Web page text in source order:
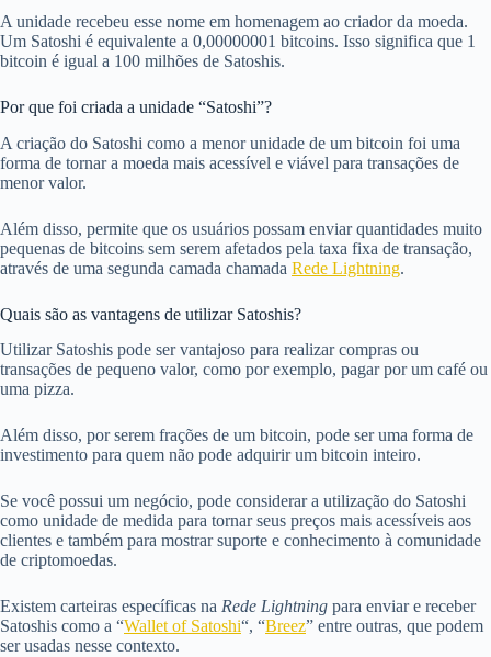
A unidade recebeu esse nome em homenagem ao criador da moeda.
Um Satoshi é equivalente a 0,00000001 bitcoins. Isso significa que 1
bitcoin é igual a 100 milhões de Satoshis.
Por que foi criada a unidade “Satoshi”?
A criação do Satoshi como a menor unidade de um bitcoin foi uma
forma de tornar a moeda mais acessível e viável para transações de
menor valor.
Além disso, permite que os usuários possam enviar quantidades muito
pequenas de bitcoins sem serem afetados pela taxa fixa de transação,
através de uma segunda camada chamada Rede Lightning.
Quais são as vantagens de utilizar Satoshis?
Utilizar Satoshis pode ser vantajoso para realizar compras ou
transações de pequeno valor, como por exemplo, pagar por um café ou
uma pizza.
Além disso, por serem frações de um bitcoin, pode ser uma forma de
investimento para quem não pode adquirir um bitcoin inteiro.
Se você possui um negócio, pode considerar a utilização do Satoshi
como unidade de medida para tornar seus preços mais acessíveis aos
clientes e também para mostrar suporte e conhecimento à comunidade
de criptomoedas.
Existem carteiras específicas na Rede Lightning para enviar e receber
Satoshis como a “Wallet of Satoshi“, “Breez” entre outras, que podem
ser usadas nesse contexto.